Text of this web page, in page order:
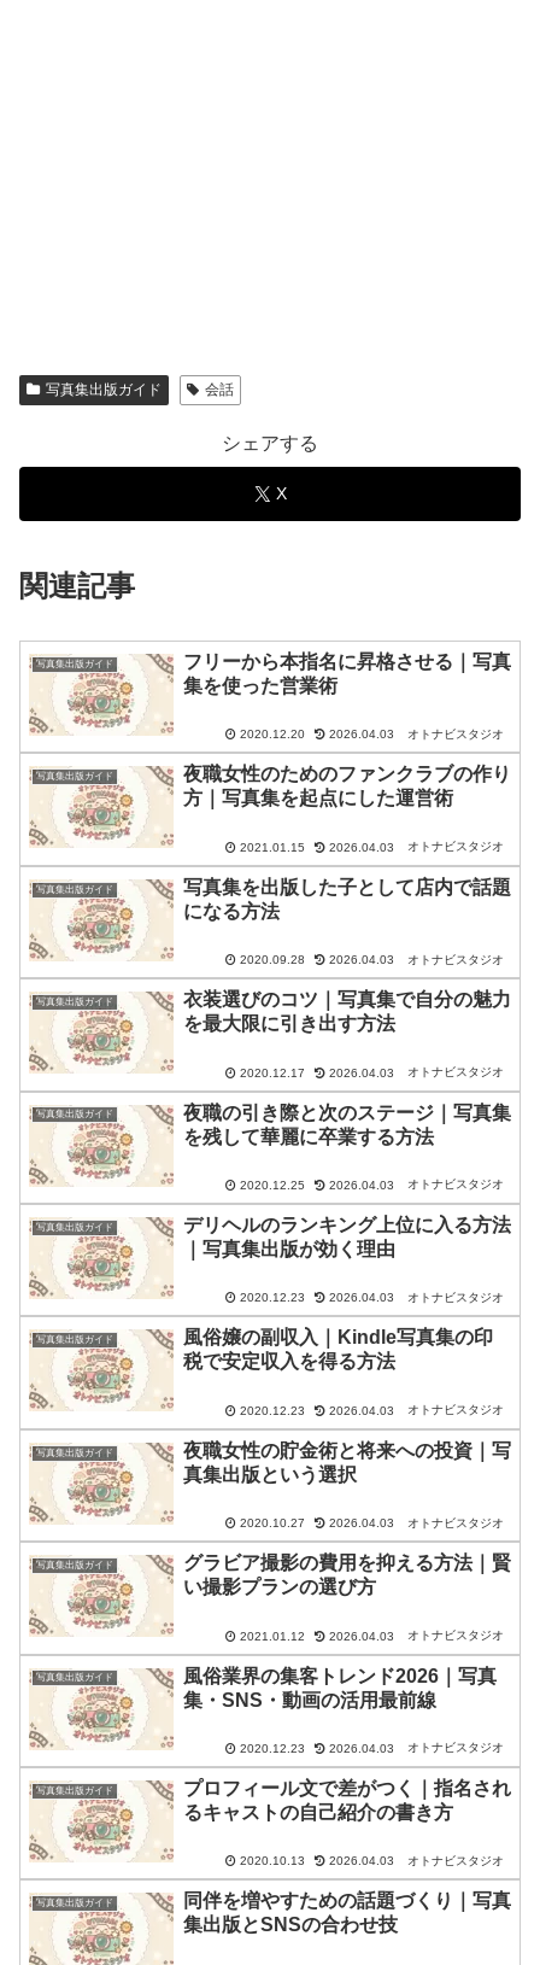
写真集出版ガイド 会話
シェアする
X
関連記事
写真集出版ガイド
フリーから本指名に昇格させる｜写真
集を使った営業術
2020.12.20 2026.04.03 オトナビスタジオ
写真集出版ガイド
夜職女性のためのファンクラブの作り
方｜写真集を起点にした運営術
2021.01.15 2026.04.03 オトナビスタジオ
写真集出版ガイド
写真集を出版した子として店内で話題
になる方法
2020.09.28 2026.04.03 オトナビスタジオ
写真集出版ガイド
衣装選びのコツ｜写真集で自分の魅力
を最大限に引き出す方法
2020.12.17 2026.04.03 オトナビスタジオ
写真集出版ガイド
夜職の引き際と次のステージ｜写真集
を残して華麗に卒業する方法
2020.12.25 2026.04.03 オトナビスタジオ
写真集出版ガイド
デリヘルのランキング上位に入る方法
｜写真集出版が効く理由
2020.12.23 2026.04.03 オトナビスタジオ
写真集出版ガイド
風俗嬢の副収入｜Kindle写真集の印
税で安定収入を得る方法
2020.12.23 2026.04.03 オトナビスタジオ
写真集出版ガイド
夜職女性の貯金術と将来への投資｜写
真集出版という選択
2020.10.27 2026.04.03 オトナビスタジオ
写真集出版ガイド
グラビア撮影の費用を抑える方法｜賢
い撮影プランの選び方
2021.01.12 2026.04.03 オトナビスタジオ
写真集出版ガイド
風俗業界の集客トレンド2026｜写真
集・SNS・動画の活用最前線
2020.12.23 2026.04.03 オトナビスタジオ
写真集出版ガイド
プロフィール文で差がつく｜指名され
るキャストの自己紹介の書き方
2020.10.13 2026.04.03 オトナビスタジオ
写真集出版ガイド
同伴を増やすための話題づくり｜写真
集出版とSNSの合わせ技